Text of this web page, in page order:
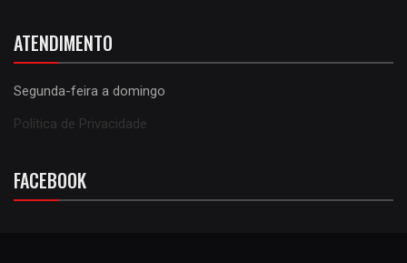
ATENDIMENTO
Segunda-feira a domingo
Política de Privacidade
FACEBOOK